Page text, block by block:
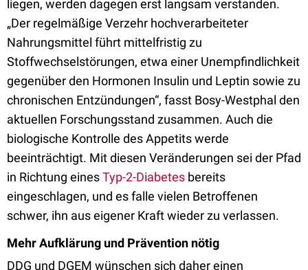
liegen, werden dagegen erst langsam verstanden.
„Der regelmäßige Verzehr hochverarbeiteter
Nahrungsmittel führt mittelfristig zu
Stoffwechselstörungen, etwa einer Unempfindlichkeit
gegenüber den Hormonen Insulin und Leptin sowie zu
chronischen Entzündungen“, fasst Bosy-Westphal den
aktuellen Forschungsstand zusammen. Auch die
biologische Kontrolle des Appetits werde
beeinträchtigt. Mit diesen Veränderungen sei der Pfad
in Richtung einesTyp-2-Diabetes bereits
eingeschlagen, und es falle vielen Betroffenen
schwer, ihn aus eigener Kraft wieder zu verlassen.
Mehr Aufklärung und Prävention nötig
DDG und DGEM wünschen sich daher einen